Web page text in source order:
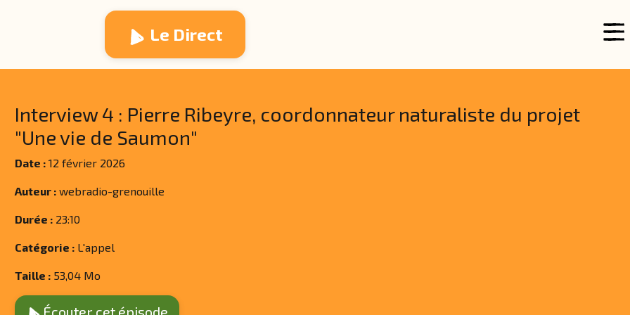
Le Direct
Interview 4 : Pierre Ribeyre, coordonnateur naturaliste du projet
"Une vie de Saumon"
Date : 12 février 2026
Auteur : webradio-grenouille
Durée : 23:10
Catégorie : L'appel
Taille : 53,04 Mo
Écouter cet épisode